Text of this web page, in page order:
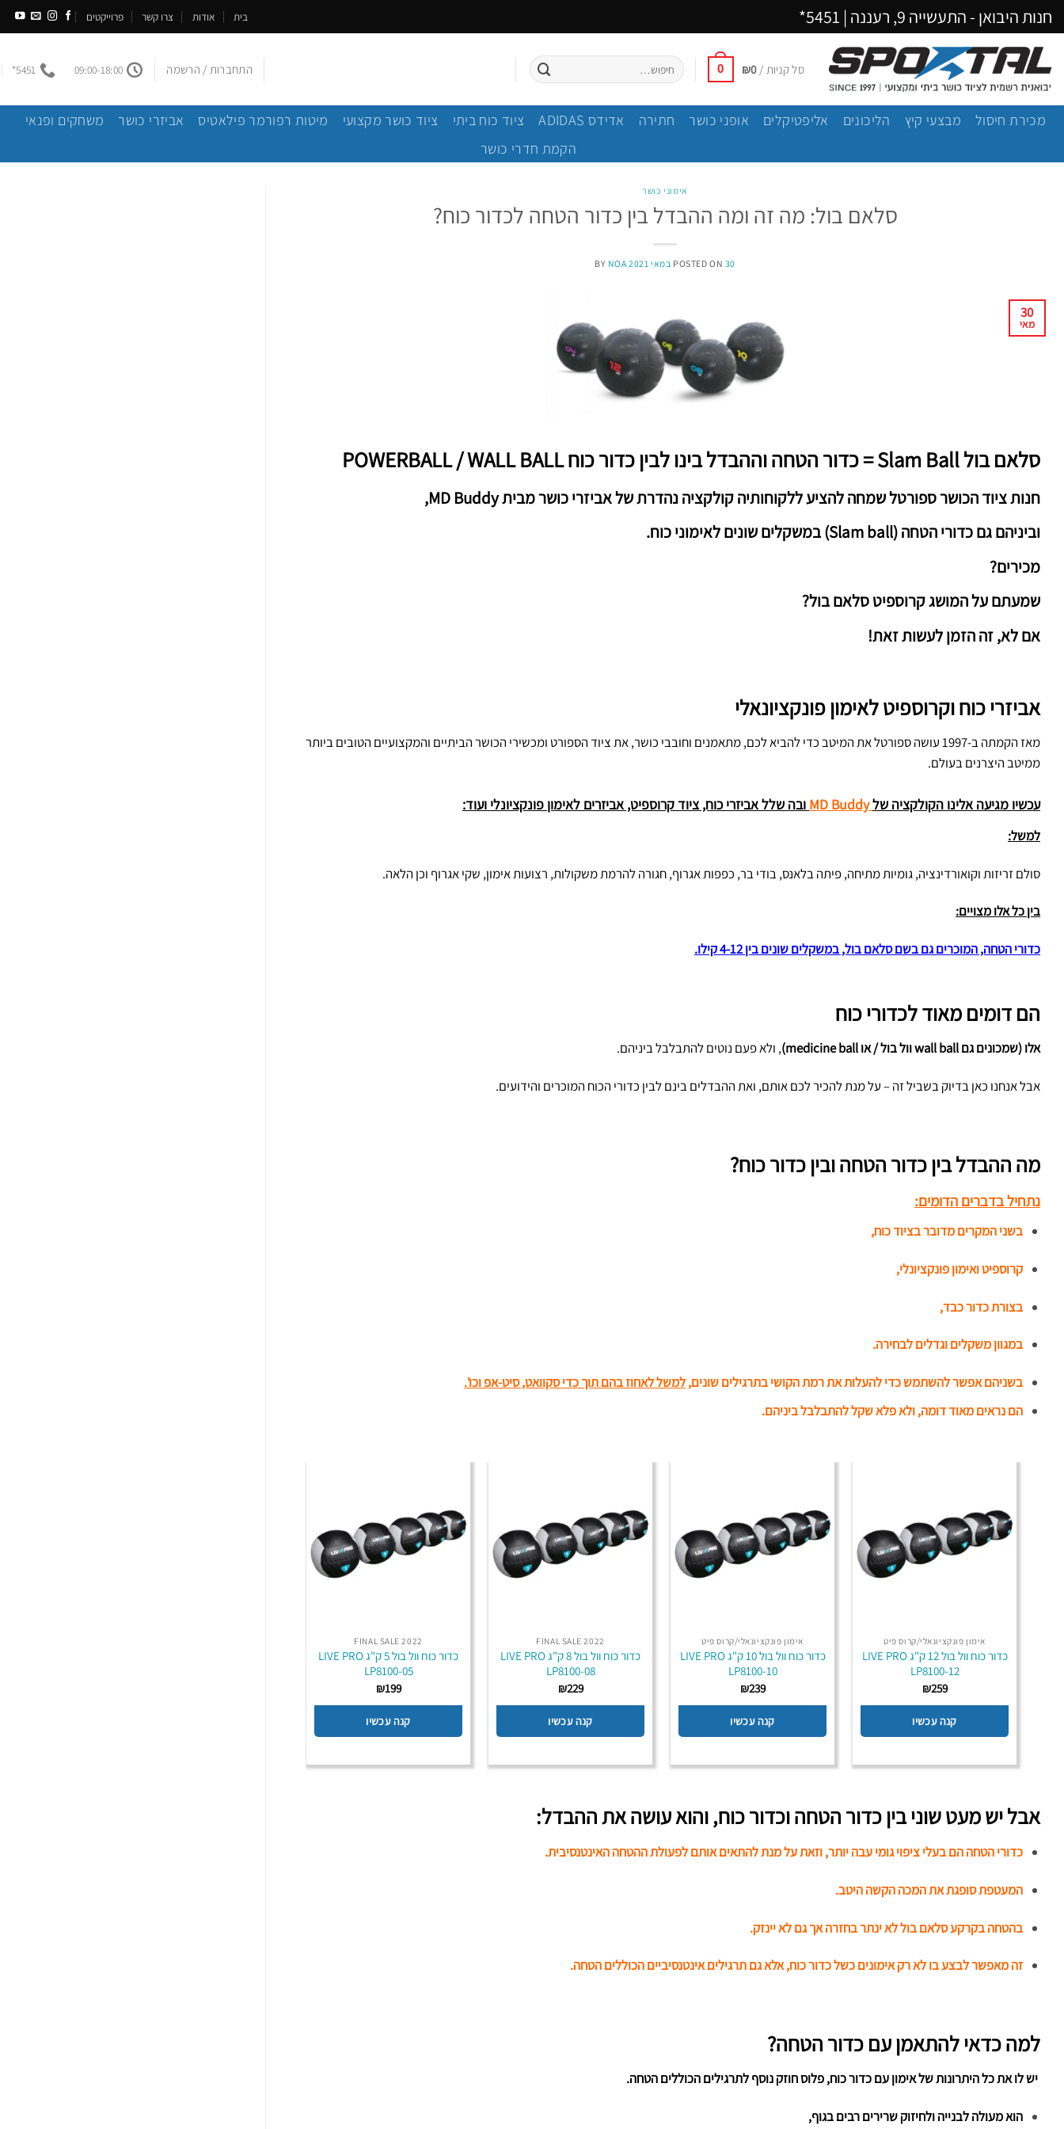
Skip
to
content
חנות היבואן - התעשייה 9, רעננה | 5451* בית אודות צרו קשר פרוייקטים
סל קניות / ₪0
0
חיפוש
עבור:
התחברות / הרשמה 09:00-18:00
5451*
מכירת חיסול מבצעי קיץ הליכונים אליפטיקלים אופני כושר חתירה אדידס ADIDAS ציוד כוח ביתי ציוד כושר מקצועי מיטות רפורמר פילאטיס אביזרי כושר
משחקים ופנאי
הקמת חדרי כושר
אימוני כושר
סלאם בול: מה זה ומה ההבדל בין כדור הטחה לכדור כוח?
POSTED ON 30 במאי 2021 BY NOA
30
מאי
סלאם בול Slam Ball = כדור הטחה וההבדל בינו לבין כדור כוח POWERBALL / WALL BALL
חנות ציוד הכושר ספורטל שמחה להציע ללקוחותיה קולקציה נהדרת של אביזרי כושר מבית MD Buddy,
וביניהם גם כדורי הטחה (Slam ball) במשקלים שונים לאימוני כוח.
מכירים?
שמעתם על המושג קרוספיט ‏סלאם בול?
אם לא, זה הזמן לעשות זאת!
אביזרי כוח וקרוספיט לאימון פונקציונאלי
מאז הקמתה ב-1997 עושה ספורטל את המיטב כדי להביא לכם, מתאמנים וחובבי כושר, את ציוד הספורט ומכשירי הכושר הביתיים והמקצועיים הטובים ביותר
ממיטב היצרנים בעולם.
עכשיו מגיעה אלינו הקולקציה שלMD Buddy ובה שלל אביזרי כוח, ציוד קרוספיט, אביזרים לאימון פונקציונלי ועוד:
למשל:
סולם זריזות וקואורדינציה, גומיות מתיחה, פיתה בלאנס, בודי בר, כפפות אגרוף, חגורה להרמת משקולות, רצועות אימון, שקי אגרוף וכן הלאה.
בין כל אלו מצויים:
כדורי הטחה, המוכרים גם בשם סלאם בול, במשקלים שונים בין 4-12 קילו.
הם דומים מאוד לכדורי כוח
אלו (שמכונים גם wall ball וול בול / או medicine ball) , ולא פעם נוטים להתבלבל ביניהם.
אבל אנחנו כאן בדיוק בשביל זה – על מנת להכיר לכם אותם, ואת ההבדלים בינם לבין כדורי הכוח המוכרים והידועים.
מה ההבדל בין כדור הטחה ובין כדור כוח?
נתחיל בדברים הדומים:
בשני המקרים מדובר בציוד כוח,
קרוספיט ואימון פונקציונלי,
בצורת כדור כבד,
במגוון משקלים וגדלים לבחירה.
בשניהם אפשר להשתמש כדי להעלות את רמת הקושי בתרגילים שונים,למשל לאחוז בהם תוך כדי סקוואט, סיט-אפ וכו'.
הם נראים מאוד דומה, ולא פלא שקל להתבלבל ביניהם.
אימון פונקציונאלי/קרוס פיט
כדור כוח וול בול 12 ק"ג LIVE PRO
LP8100-12
₪259
קנה עכשיו
אימון פונקציונאלי/קרוס פיט
כדור כוח וול בול 10 ק"ג LIVE PRO
LP8100-10
₪239
קנה עכשיו
2022 FINAL SALE
כדור כוח וול בול 8 ק"ג LIVE PRO
LP8100-08
₪229
קנה עכשיו
2022 FINAL SALE
כדור כוח וול בול 5 ק"ג LIVE PRO
LP8100-05
₪199
קנה עכשיו
אבל יש מעט שוני בין כדור הטחה וכדור כוח, והוא עושה את ההבדל:
כדורי הטחה הם בעלי ציפוי גומי עבה יותר, וזאת על מנת להתאים אותם לפעולת ההטחה האינטנסיבית.
המעטפת סופגת את המכה הקשה היטב.
בהטחה בקרקע סלאם בול לא ינתר בחזרה אך גם לא יינזק.
זה מאפשר לבצע בו לא רק אימונים כשל כדור כוח, אלא גם תרגילים אינטנסיביים הכוללים הטחה.
למה כדאי להתאמן עם כדור הטחה?
יש לו את כל היתרונות של אימון עם כדור כוח, פלוס חוזק נוסף לתרגילים הכוללים הטחה.
הוא מעולה לבנייה ולחיזוק שרירים רבים בגוף,